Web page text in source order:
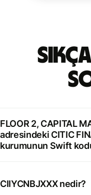
FLOOR 2, CAPITAL
adresindeki CITIC
kurumunun Swift
CIIYCNBJXXX nedir?